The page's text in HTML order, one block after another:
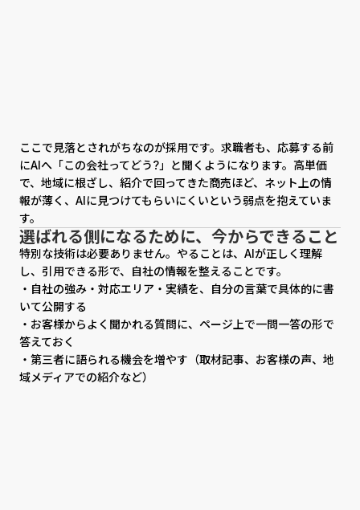
ここで見落とされがちなのが採用です。求職者も、応募する前
にAIへ「この会社ってどう?」と聞くようになります。高単価
で、地域に根ざし、紹介で回ってきた商売ほど、ネット上の情
報が薄く、AIに見つけてもらいにくいという弱点を抱えていま
す。
選ばれる側になるために、今からできること
特別な技術は必要ありません。やることは、AIが正しく理解
し、引用できる形で、自社の情報を整えることです。
・自社の強み・対応エリア・実績を、自分の言葉で具体的に書
いて公開する
・お客様からよく聞かれる質問に、ページ上で一問一答の形で
答えておく
・第三者に語られる機会を増やす（取材記事、お客様の声、地
域メディアでの紹介など）